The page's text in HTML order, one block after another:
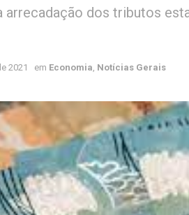
dos tributos
2021 em Economia Notícias Gerais